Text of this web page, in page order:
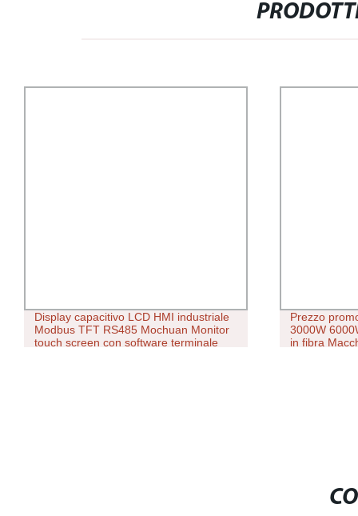
Display capacitivo LCD HMI industriale
Modbus TFT RS485 Mochuan Monitor
touch screen con software terminale
Prezzo
3000W
in fibra